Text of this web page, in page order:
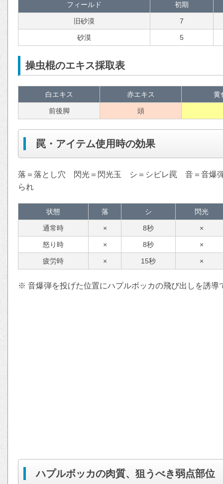
フィールド 初期
旧砂漠 7
砂漠 5
操虫棍のエキス採取表
白エキス 赤エキス 黄
前後脚 頭
罠・アイテム使用時の効果
落＝落とし穴 閃光＝閃光玉 シ＝シビレ罠 音＝音
られ
状態 落 シ 閃光
通常時 × 8秒 ×
怒り時 × 8秒 ×
疲労時 × 15秒 ×
※ 音爆弾を投げた位置にハプルボッカの飛び出しを誘導
ハプルボッカの肉質、狙うべき弱点部位